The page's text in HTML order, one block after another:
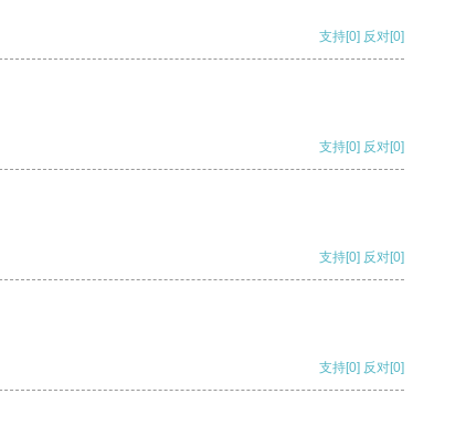
支持[0] 反对[0]
支持[0] 反对[0]
支持[0] 反对[0]
支持[0] 反对[0]